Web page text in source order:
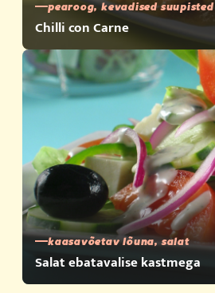
pearoog, kevadised suupisted
Chilli con Carne
kaasavõetav lõuna, salat
Salat ebatavalise kastmega